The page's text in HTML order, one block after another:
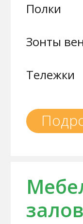
Полки
Зонты
Тележки
залов